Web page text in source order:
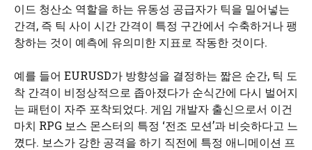
이드 청산소 역할을 하는 유동성 공급자가 틱을 밀어넣는
간격, 즉 틱 사이 시간 간격이 특정 구간에서 수축하거나 팽
창하는 것이 예측에 유의미한 지표로 작동한 것이다.
예를 들어 EURUSD가 방향성을 결정하는 짧은 순간, 틱 도
착 간격이 비정상적으로 좁아졌다가 순식간에 다시 벌어지
는 패턴이 자주 포착되었다. 게임 개발자 출신으로서 이건
마치 RPG 보스 몬스터의 특정 ‘전조 모션’과 비슷하다고 느
꼈다. 보스가 강한 공격을 하기 직전에 특정 애니메이션 프